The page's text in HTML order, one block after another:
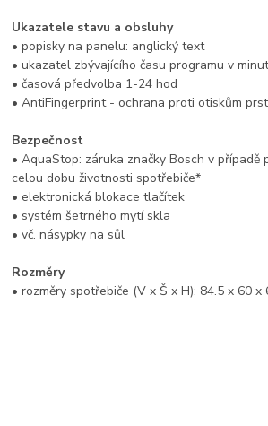
Ukazatele stavu a obsluhy
• popisky na panelu: anglický text
• ukazatel zbývajícího času programu v
• časová předvolba 1-24 hod
• AntiFingerprint - ochrana proti otiskům
Bezpečnost
• AquaStop: záruka značky Bosch v případě
celou dobu životnosti spotřebiče*
• elektronická blokace tlačítek
• systém šetrného mytí skla
• vč. násypky na sůl
Rozměry
• rozměry spotřebiče (V x Š x H): 84.5 x 60 x